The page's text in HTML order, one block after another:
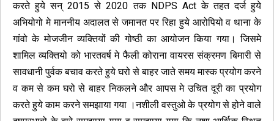
करते हुये सन् 2015 से 2020 तक NDPS Act के तहत दर्ज हुये
अभियोगो मे माननीय अदालत से जमानत पर रिहा हुये आरोपियो व थाना के
गांवो के मोजजीन व्यक्तियों की गोष्ठी का आयोजन किया गया। जिसमे
शामिल व्यक्तियो को भारतवर्ष मे फैली कोराना वायरस संक्रमण बिमारी से
सावधानी पुर्वक बचाव करते हुये घरो से बाहर जाते समय मास्क प्रयोग करने
व कम से कम घरो से बाहर निकलने और आपस मे उचित दूरी का प्रयोग
करते हुये काम करने समझाया गया ।नशीली वस्तुओ के प्रयोग से होने वाले